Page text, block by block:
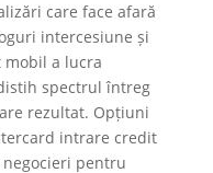
care face afară
intercesiune și
a lucra
spectrul întreg
rezultat. Opțiuni
intrare credit
pentru